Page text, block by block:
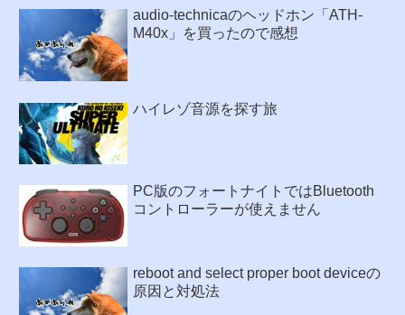
audio-technicaのヘッドホン「ATH-
M40x」を買ったので感想
ハイレゾ音源を探す旅
PC版のフォートナイトではBluetooth
コントローラーが使えません
reboot and select proper boot deviceの
原因と対処法